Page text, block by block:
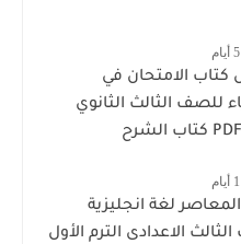
في
الثانوي
انجليزية
الترم الأول